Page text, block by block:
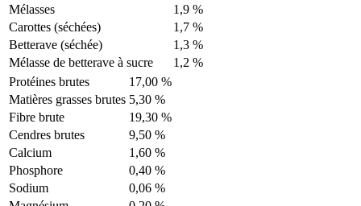
Mélasses
1,9 %
Carottes (séchées)
1,7 %
Betterave (séchée)
1,3 %
Mélasse de betterave à sucre
1,2 %
Protéines brutes
17,00 %
Matières grasses brutes 5,30 %
Fibre brute
19,30 %
Cendres brutes
9,50 %
Calcium
1,60 %
Phosphore
0,40 %
Sodium
0,06 %